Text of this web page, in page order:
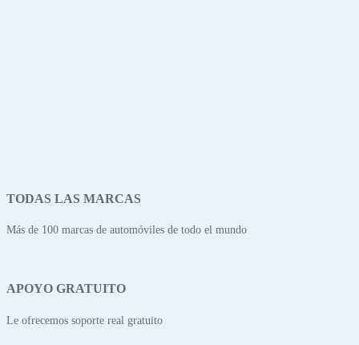
TODAS LAS MARCAS
Más de 100 marcas de automóviles de todo el mundo
APOYO GRATUITO
Le ofrecemos soporte real gratuito